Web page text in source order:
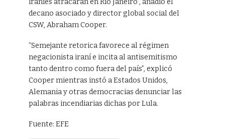
iraníes atracaran en Río Janeiro”, añadió el
decano asociado y director global social del
CSW, Abraham Cooper.
“Semejante retorica favorece al régimen
negacionista iraní e incita al antisemitismo
tanto dentro como fuera del país”, explicó
Cooper mientras instó a Estados Unidos,
Alemania y otras democracias denunciar las
palabras incendiarias dichas por Lula.
Fuente: EFE